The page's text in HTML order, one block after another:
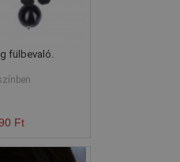
fülbevaló.
Ft